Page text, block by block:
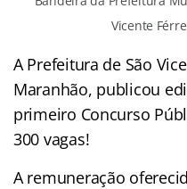
Vicente
A Prefeitura de São
Maranhão, publicou
primeiro Concurso
300 vagas!
A remuneração